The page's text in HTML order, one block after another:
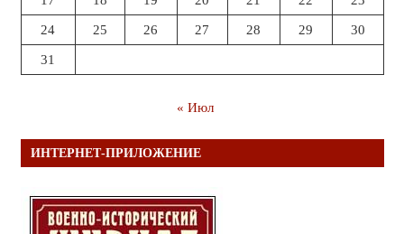
24 25 26 27 28 29 30
31
« Июл
ИНТЕРНЕТ-ПРИЛОЖЕНИЕ